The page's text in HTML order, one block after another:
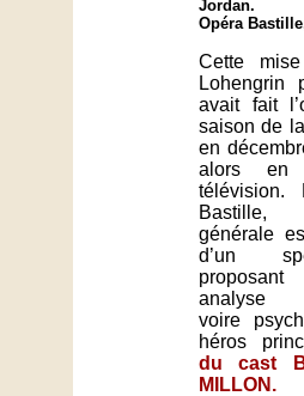
Jordan.
Opéra
Cette
Lohengrin
avait fait
saison de
en
alors
Bastille,
générale
d’un
proposant
analyse
voire
héros
du cast
MILLON.